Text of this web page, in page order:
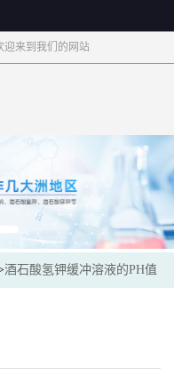
迎来到我们的网站
酒石酸氢钾缓冲溶液的PH值